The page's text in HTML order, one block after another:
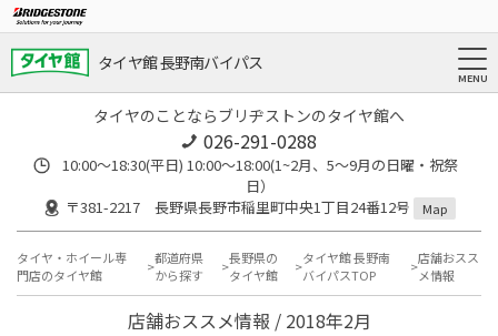
タイヤ館 長野南バイパス
タイヤのことならブリヂストンのタイヤ館へ
026-291-0288
10:00～18:30(平日) 10:00～18:00(1~2月、5～9月の日曜・祝祭
日）
〒381-2217 長野県長野市稲里町中央1丁目24番12号
Map
タイヤ・ホイール専
門店のタイヤ館
都道府県
から探す
長野県の
タイヤ館
タイヤ館 長野南
バイパスTOP
店舗おスス
メ情報
店舗おススメ情報 / 2018年2月